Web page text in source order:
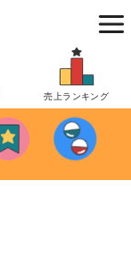
売上ランキング